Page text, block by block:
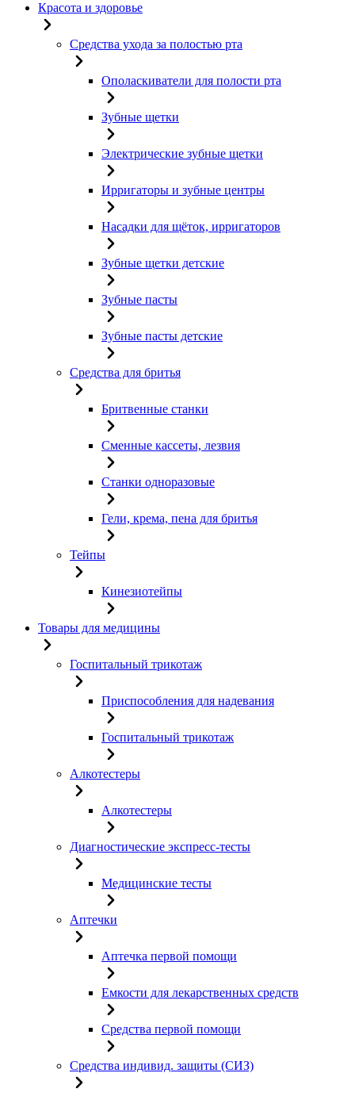
Красота и здоровье
Средства ухода за полостью рта
Ополаскиватели для полости рта
Зубные щетки
Электрические зубные щетки
Ирригаторы и зубные центры
Насадки для щёток, ирригаторов
Зубные щетки детские
Зубные пасты
Зубные пасты детские
Средства для бритья
Бритвенные станки
Сменные кассеты, лезвия
Станки одноразовые
Гели, крема, пена для бритья
Тейпы
Кинезиотейпы
Товары для медицины
Госпитальный трикотаж
Приспособления для надевания
Госпитальный трикотаж
Алкотестеры
Алкотестеры
Диагностические экспресс-тесты
Медицинские тесты
Аптечки
Аптечка первой помощи
Емкости для лекарственных средств
Средства первой помощи
Средства индивид. защиты (СИЗ)